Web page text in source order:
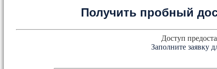
Получить пробный
Доступ
Заполните заявку